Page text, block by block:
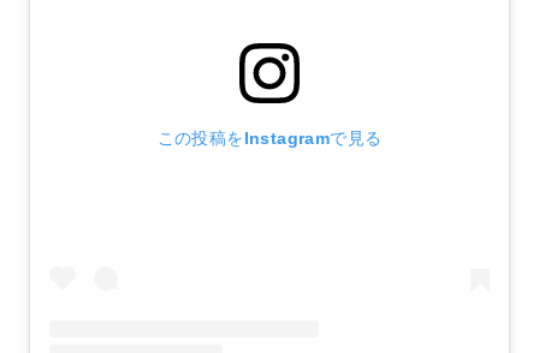
この投稿をInstagramで見る